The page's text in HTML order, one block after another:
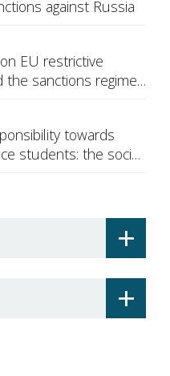
against Russia
EU restrictive
the sanctions regime
towards
students: the social
+
+